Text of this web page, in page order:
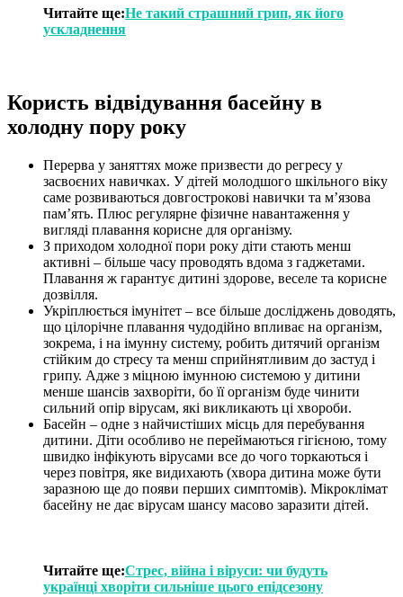
Читайте ще:Не такий страшний грип, як його
ускладнення
Користь відвідування басейну в
холодну пору року
Перерва у заняттях може призвести до регресу у
засвоєних навичках. У дітей молодшого шкільного віку
саме розвиваються довгострокові навички та м’язова
пам’ять. Плюс регулярне фізичне навантаження у
вигляді плавання корисне для організму.
З приходом холодної пори року діти стають менш
активні – більше часу проводять вдома з гаджетами.
Плавання ж гарантує дитині здорове, веселе та корисне
дозвілля.
Укріплюється імунітет – все більше досліджень доводять,
що цілорічне плавання чудодійно впливає на організм,
зокрема, і на імунну систему, робить дитячий організм
стійким до стресу та менш сприйнятливим до застуд і
грипу. Адже з міцною імунною системою у дитини
менше шансів захворіти, бо її організм буде чинити
сильний опір вірусам, які викликають ці хвороби.
Басейн – одне з найчистіших місць для перебування
дитини. Діти особливо не переймаються гігієною, тому
швидко інфікують вірусами все до чого торкаються і
через повітря, яке видихають (хвора дитина може бути
заразною ще до появи перших симптомів). Мікроклімат
басейну не дає вірусам шансу масово заразити дітей.
Читайте ще:Стрес, війна і віруси: чи будуть
українці хворіти сильніше цього епідсезону